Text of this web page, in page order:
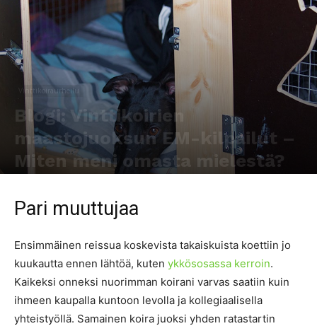
Vinttikoiraurheilu
Blogi: Vinttikoirien
maastojuoksun EM-kilpailut –
Miten meni omasta mielestä?
Pari muuttujaa
Ensimmäinen reissua koskevista takaiskuista koettiin jo
kuukautta ennen lähtöä, kuten ykkösosassa kerroin.
Kaikeksi onneksi nuorimman koirani varvas saatiin kuin
ihmeen kaupalla kuntoon levolla ja kollegiaalisella
yhteistyöllä. Samainen koira juoksi yhden ratastartin